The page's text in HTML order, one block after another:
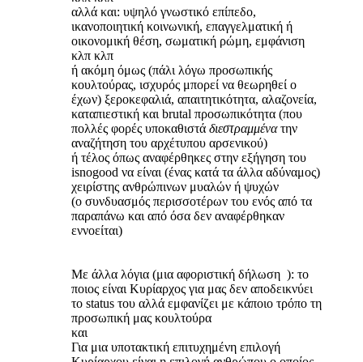
αλλά και: υψηλό γνωστικό επίπεδο,
ικανοποιητική κοινωνική, επαγγελματική ή
οικονομική θέση, σωματική ρώμη, εμφάνιση
κλπ κλπ
ή ακόμη όμως (πάλι λόγω προσωπικής
κουλτούρας, ισχυρός μπορεί να θεωρηθεί ο
έχων) ξεροκεφαλιά, απαιτητικότητα, αλαζονεία,
καταπιεστική και brutal προσωπικότητα (που
πολλές φορές υποκαθιστά διεστραμμένατην
αναζήτηση του αρχέτυπου αρσενικού)
ή τέλος όπως αναφέρθηκες στην εξήγηση του
isnogood να είναι (ένας κατά τα άλλα αδύναμος)
χειρίστης ανθρώπινων μυαλών ή ψυχών
(ο συνδυασμός περισσοτέρων του ενός από τα
παραπάνω και από όσα δεν αναφέρθηκαν
εννοείται)
Με άλλα λόγια (μια αφοριστική δήλωση ): το
ποιος είναι Κυρίαρχος για μας δεν αποδεικνύει
το status του αλλά εμφανίζει με κάποιο τρόπο τη
προσωπική μας κουλτούρα
και
Για μια υποτακτική επιτυχημένη επιλογή